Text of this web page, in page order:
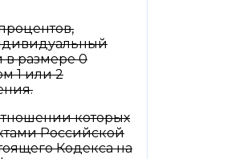
в размере 0
1 или 2
которых
Российской
Кодекса на